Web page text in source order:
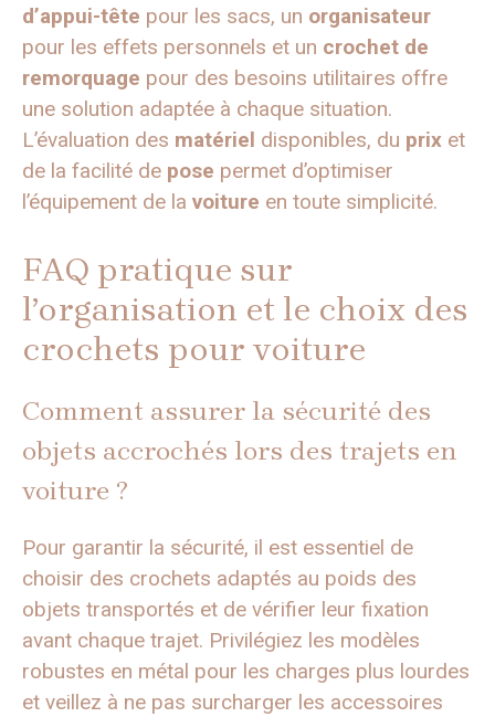
d’appui-tête pour les sacs, un organisateur
pour les effets personnels et un crochet de
remorquage pour des besoins utilitaires offre
une solution adaptée à chaque situation.
L’évaluation des matériel disponibles, du prix et
de la facilité de pose permet d’optimiser
l’équipement de la voiture en toute simplicité.
FAQ pratique sur
l’organisation et le choix des
crochets pour voiture
Comment assurer la sécurité des
objets accrochés lors des trajets en
voiture ?
Pour garantir la sécurité, il est essentiel de
choisir des crochets adaptés au poids des
objets transportés et de vérifier leur fixation
avant chaque trajet. Privilégiez les modèles
robustes en métal pour les charges plus lourdes
et veillez à ne pas surcharger les accessoires